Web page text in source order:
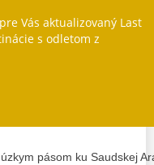
Vás aktualizovaný Last
s odletom z
pásom ku Saudskej